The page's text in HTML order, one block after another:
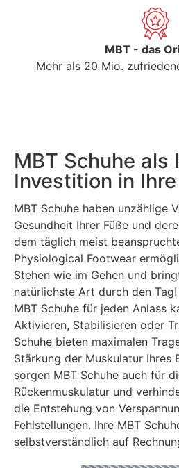
MBT - das
Mehr als 20 Mio.
MBT Schuhe
Investition in
MBT Schuhe haben unzählige
Gesundheit Ihrer Füße und
dem täglich meist
Physiological Footwear
Stehen wie im Gehen und
natürlichste Art durch den
MBT Schuhe für jeden Anlass
Aktivieren, Stabilisieren oder
Schuhe bieten maximalen
Stärkung der Muskulatur Ihres
sorgen MBT Schuhe auch für
Rückenmuskulatur und
die Entstehung von
Fehlstellungen. Ihre MBT
selbstverständlich auf